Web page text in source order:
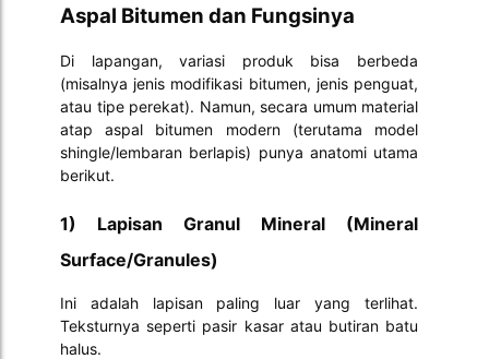
Aspal Bitumen dan Fungsinya
Di lapangan, variasi produk bisa berbeda
(misalnya jenis modifikasi bitumen, jenis penguat,
atau tipe perekat). Namun, secara umum material
atap aspal bitumen modern (terutama model
shingle/lembaran berlapis) punya anatomi utama
berikut.
1) Lapisan Granul Mineral (Mineral
Surface/Granules)
Ini adalah lapisan paling luar yang terlihat.
Teksturnya seperti pasir kasar atau butiran batu
halus.